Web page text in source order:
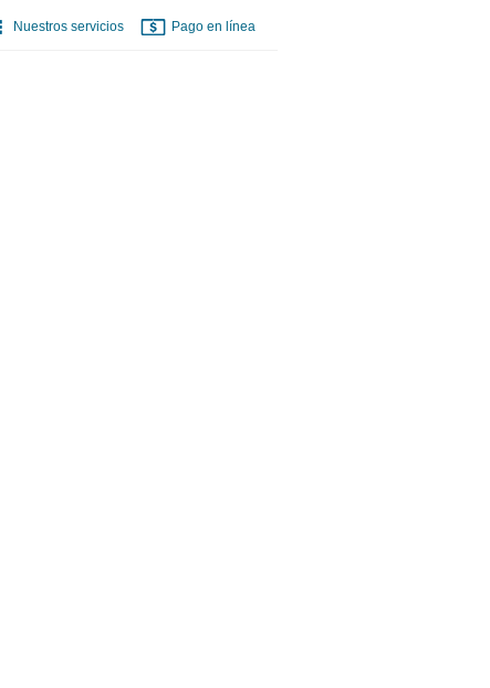
Nuestros servicios Pago en línea